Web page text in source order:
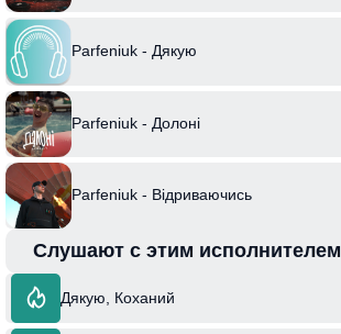
Parfeniuk - Дякую
Parfeniuk - Долоні
Parfeniuk - Відриваючись
Слушают с этим исполнителем
Дякую, Коханий